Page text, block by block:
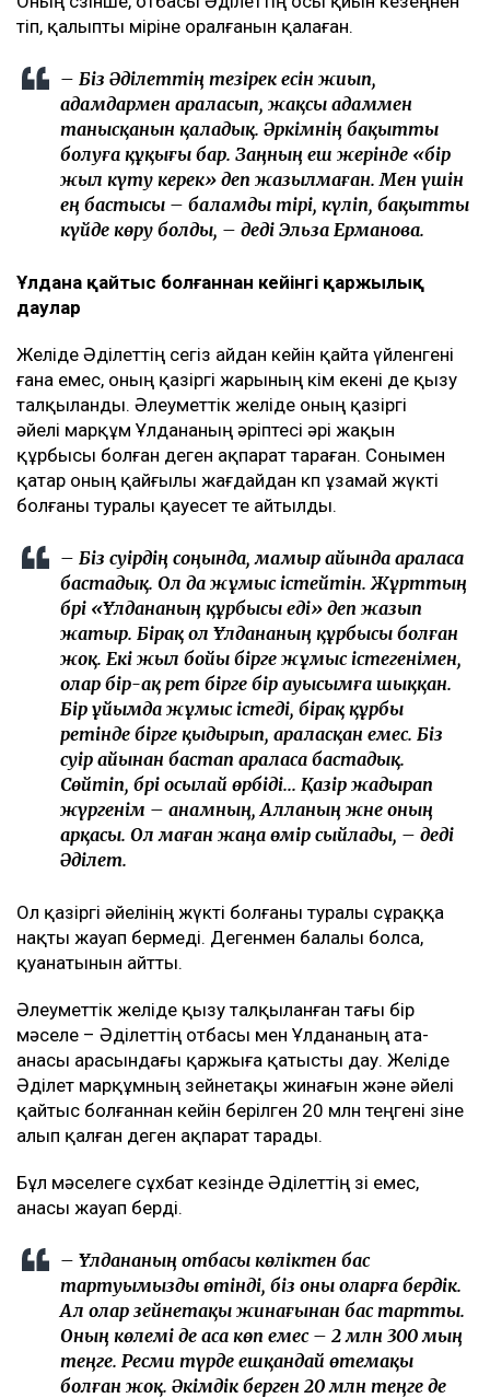
өтіп, қалыпты өміріне оралғанын қалаған.
– Біз Әділеттің тезірек есін жиып,
адамдармен араласып, жақсы адаммен
танысқанын қаладық. Әркімнің бақытты
болуға құқығы бар. Заңның еш жерінде «бір
жыл күту керек» деп жазылмаған. Мен үшін
ең бастысы – баламды тірі, күліп, бақытты
күйде көру болды, – деді Эльза Ерманова.
Ұлдана қайтыс болғаннан кейінгі қаржылық
даулар
Желіде Әділеттің сегіз айдан кейін қайта үйленгені
ғана емес, оның қазіргі жарының кім екені де қызу
талқыланды. Әлеуметтік желіде оның қазіргі
әйелі марқұм Ұлдананың әріптесі әрі жақын
құрбысы болған деген ақпарат тараған. Сонымен
қатар оның қайғылы жағдайдан көп ұзамай жүкті
болғаны туралы қауесет те айтылды.
– Біз сәуірдің соңында, мамыр айында араласа
бастадық. Ол да жұмыс істейтін. Жұрттың
бәрі «Ұлдананың құрбысы еді» деп жазып
жатыр. Бірақ ол Ұлдананың құрбысы болған
жоқ. Екі жыл бойы бірге жұмыс істегенімен,
олар бір-ақ рет бірге бір ауысымға шыққан.
Бір ұйымда жұмыс істеді, бірақ құрбы
ретінде бірге қыдырып, араласқан емес. Біз
сәуір айынан бастап араласа бастадық.
Сөйтіп, бәрі осылай өрбіді... Қазір жадырап
жүргенім – анамның, Алланың және оның
арқасы. Ол маған жаңа өмір сыйлады, – деді
Әділет.
Ол қазіргі әйелінің жүкті болғаны туралы сұраққа
нақты жауап бермеді. Дегенмен балалы болса,
қуанатынын айтты.
Әлеуметтік желіде қызу талқыланған тағы бір
мәселе – Әділеттің отбасы мен Ұлдананың ата-
анасы арасындағы қаржыға қатысты дау. Желіде
Әділет марқұмның зейнетақы жинағын және әйелі
қайтыс болғаннан кейін берілген 20 млн теңгені өзіне
алып қалған деген ақпарат тарады.
Бұл мәселеге сұхбат кезінде Әділеттің өзі емес,
анасы жауап берді.
– Ұлдананың отбасы көліктен бас
тартуымызды өтінді, біз оны оларға бердік.
Ал олар зейнетақы жинағынан бас тартты.
Оның көлемі де аса көп емес – 2 млн 300 мың
теңге. Ресми түрде ешқандай өтемақы
болған жоқ. Әкімдік берген 20 млн теңге де